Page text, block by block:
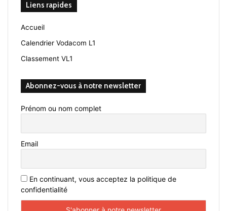
Liens rapides
Accueil
Calendrier Vodacom L1
Classement VL1
Abonnez-vous à notre newsletter
Prénom ou nom complet
Email
En continuant, vous acceptez la politique de
confidentialité